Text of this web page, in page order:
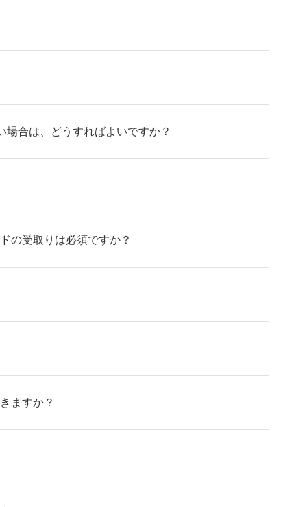
合は、どうすればよいですか？
の受取りは必須ですか？
ますか？